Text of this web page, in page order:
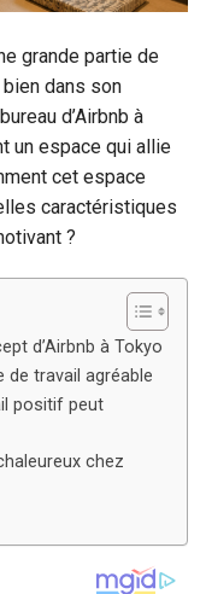
grande partie de
dans son
d’Airbnb à
un espace qui allie
cet espace
caractéristiques
?
d’Airbnb à Tokyo
de travail agréable
positif peut
chez